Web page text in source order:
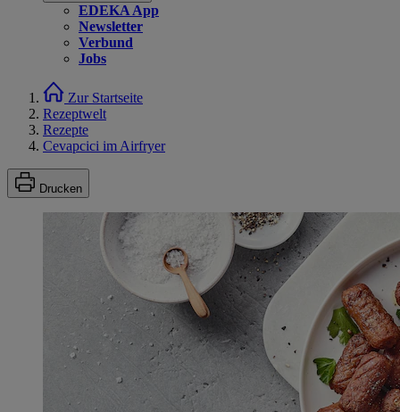
EDEKA App
Newsletter
Verbund
Jobs
Zur Startseite
Rezeptwelt
Rezepte
Cevapcici im Airfryer
Drucken